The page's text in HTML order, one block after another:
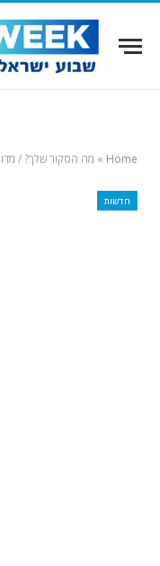
Home
» מה הסקור שלך? /
חדשות